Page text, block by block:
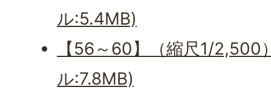
ル:5.4MB)
【56～60】（縮尺1/2,500
ル:7.8MB)